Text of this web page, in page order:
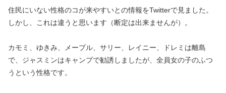
住民にいない性格のコが来やすいとの情報をTwitterで見ました。
しかし、これは違うと思います（断定は出来ませんが）。
カモミ、ゆきみ、メープル、サリー、レイニー、ドレミは離島
で、ジャスミンはキャンプで勧誘しましたが、全員女の子のふつ
うという性格です。